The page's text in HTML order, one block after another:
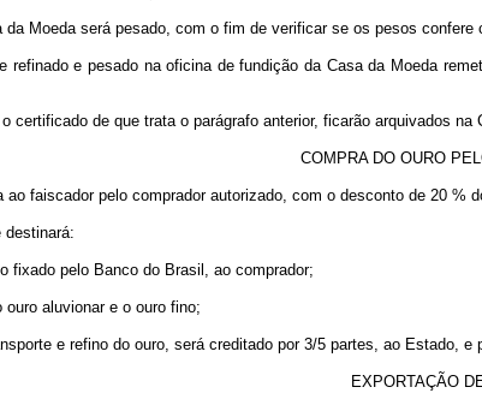
da Moeda será pesado, com o fim de verificar se os pesos
refinado e pesado na oficina de fundição da Casa da Moeda
certificado de que trata o parágrafo anterior, ficarão arquivados na
COMPRA DO OURO
ao faiscador pelo comprador autorizado, com o desconto de 20 %
destinará:
fixado pelo Banco do Brasil, ao comprador;
aluvionar e o ouro fino;
e refino do ouro, será creditado por 3/5 partes, ao Estado,
EXPORTAÇÃO